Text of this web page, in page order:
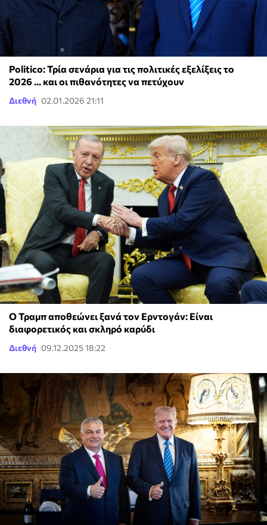
Politico: Τρία σενάρια για τις πολιτικές εξελίξεις το
2026 ... και οι πιθανότητες να πετύχουν
Διεθνή 02.01.2026 21:11
Ο Τραμπ αποθεώνει ξανά τον Ερντογάν: Είναι
διαφορετικός και σκληρό καρύδι
Διεθνή 09.12.2025 18:22